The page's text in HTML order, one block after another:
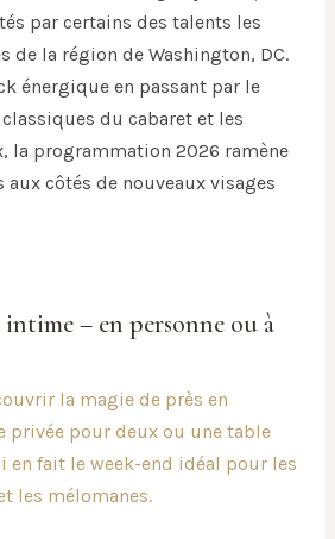
par certains des talents les
de la région de Washington, DC.
énergique en passant par le
du cabaret et les
la programmation 2026 ramène
aux côtés de nouveaux visages
– en personne ou à
la magie de près en
privée pour deux ou une table
en fait le week-end idéal pour les
les mélomanes.